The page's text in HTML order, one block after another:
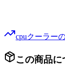
cpuクーラー
この商品に